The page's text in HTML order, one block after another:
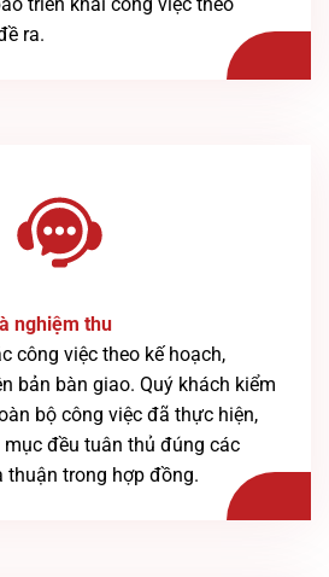
ra.
nghiệm thu
công việc theo kế hoạch,
bản bàn giao. Quý khách kiểm
bộ công việc đã thực hiện,
đều tuân thủ đúng các
thuận trong hợp đồng.